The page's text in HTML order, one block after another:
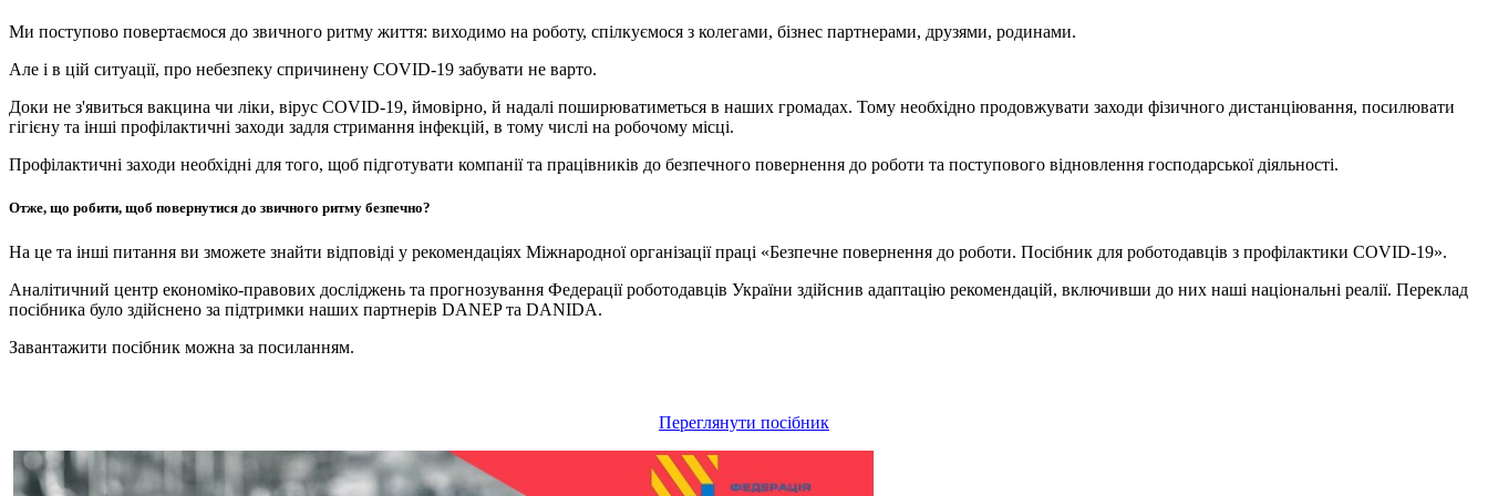
Ми поступово повертаємося до звичного ритму життя: виходимо на роботу, спілкуємося з колегами, бізнес партнерами, друзями, родинами.
Але і в цій ситуації, про небезпеку спричинену COVID-19 забувати не варто.
Доки не з'явиться вакцина чи ліки, вірус COVID-19, ймовірно, й надалі поширюватиметься в наших громадах. Тому необхідно продовжувати заходи фізичного дистанціювання, посилювати
гігієну та інші профілактичні заходи задля стримання інфекцій, в тому числі на робочому місці.
Профілактичні заходи необхідні для того, щоб підготувати компанії та працівників до безпечного повернення до роботи та поступового відновлення господарської діяльності.
Отже, що робити, щоб повернутися до звичного ритму безпечно?
На це та інші питання ви зможете знайти відповіді у рекомендаціях Міжнародної організації праці «Безпечне повернення до роботи. Посібник для роботодавців з профілактики COVID-19».
Аналітичний центр економіко-правових досліджень та прогнозування Федерації роботодавців України здійснив адаптацію рекомендацій, включивши до них наші національні реалії. Переклад
посібника було здійснено за підтримки наших партнерів DANEP та DANIDA.
Завантажити посібник можна за посиланням.
Переглянути посібник